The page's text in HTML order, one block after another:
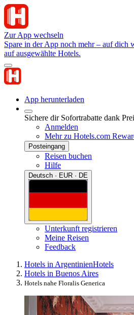
Zur App wechseln
Spare in der App noch mehr – auf dich
auf ausgewählte Hotels.
App herunterladen
Sichere dir Sofortrabatte dank
Anmelden
Mehr zu Hotels.com
Posteingang
Reisen buchen
Hilfe
Deutsch · EUR · DE
Unterkunft registrieren
Meine Reisen
Feedback
Hotels in ArgentinienHotels
Hotels in Buenos Aires
Hotels nahe Floralis Generica